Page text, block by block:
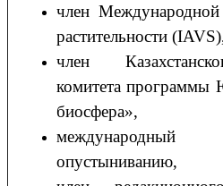
член
растительности
член
комитета
биосфера»,
опустыниванию,